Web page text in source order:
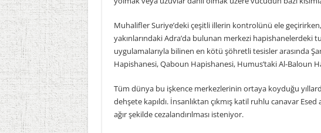
Muhalifler Suriye’deki çeşitli illerin kontrolünü ele
yakınlarındaki Adra’da bulunan merkezi hapishanelerdeki
uygulamalarıyla bilinen en kötü şöhretli tesisler arasında
Hapishanesi, Qaboun Hapishanesi, Humus’taki Al-Baloun
Tüm dünya bu işkence merkezlerinin ortaya koyduğu
dehşete kapıldı. İnsanlıktan çıkmış katil ruhlu canavar
ağır şekilde cezalandırılması isteniyor.